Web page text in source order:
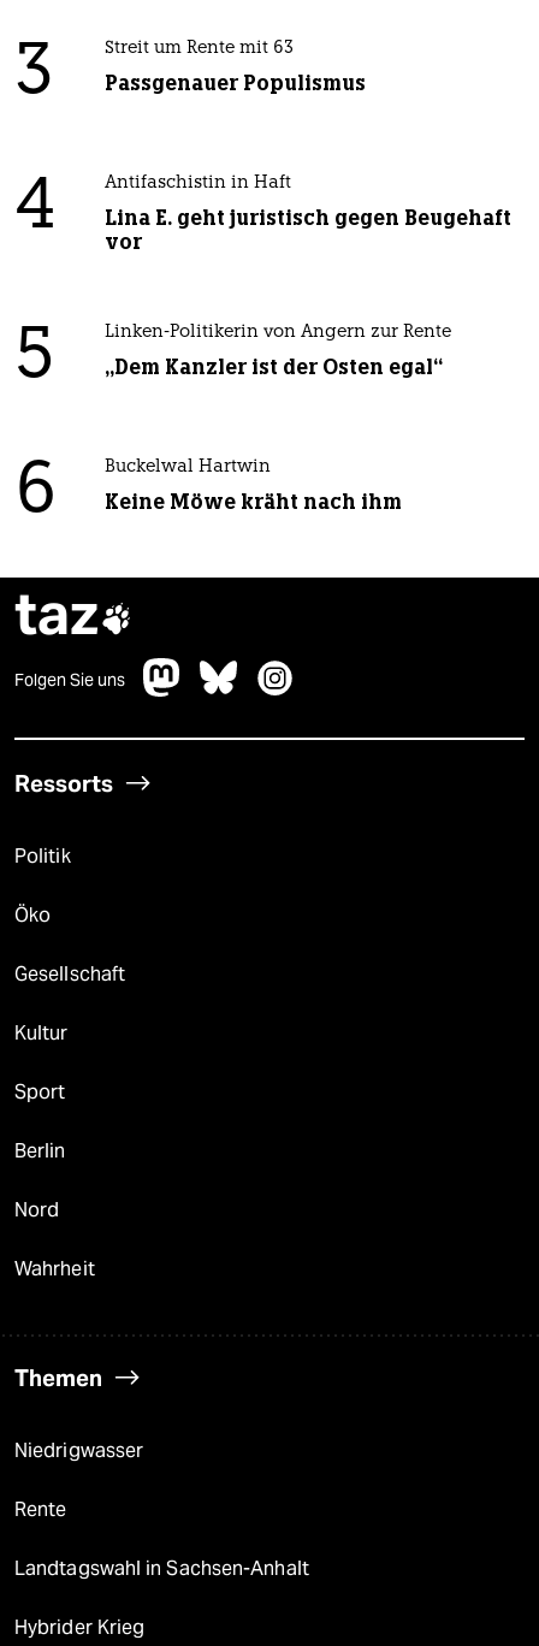
3 Streit um Rente mit 63
Passgenauer Populismus
4 Antifaschistin in Haft
Lina E. geht juristisch gegen Beugehaft
vor
5 Linken-Politikerin von Angern zur Rente
„Dem Kanzler ist der Osten egal“
6 Buckelwal Hartwin
Keine Möwe kräht nach ihm
taz
Folgen Sie uns
Ressorts
Politik
Öko
Gesellschaft
Kultur
Sport
Berlin
Nord
Wahrheit
Themen
Niedrigwasser
Rente
Landtagswahl in Sachsen-Anhalt
Hybrider Krieg